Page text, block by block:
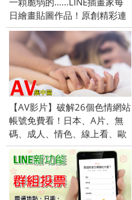
日繪畫貼圖作品！原創精彩連
載中！
【AV影片】破解26個色情網站
帳號免費看！日本、A片、無
碼、成人、情色、線上看、歐
美、亞洲、下載